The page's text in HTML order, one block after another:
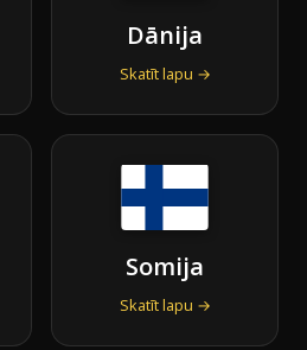
Dānija
Skatīt lapu →
Somija
Skatīt lapu →